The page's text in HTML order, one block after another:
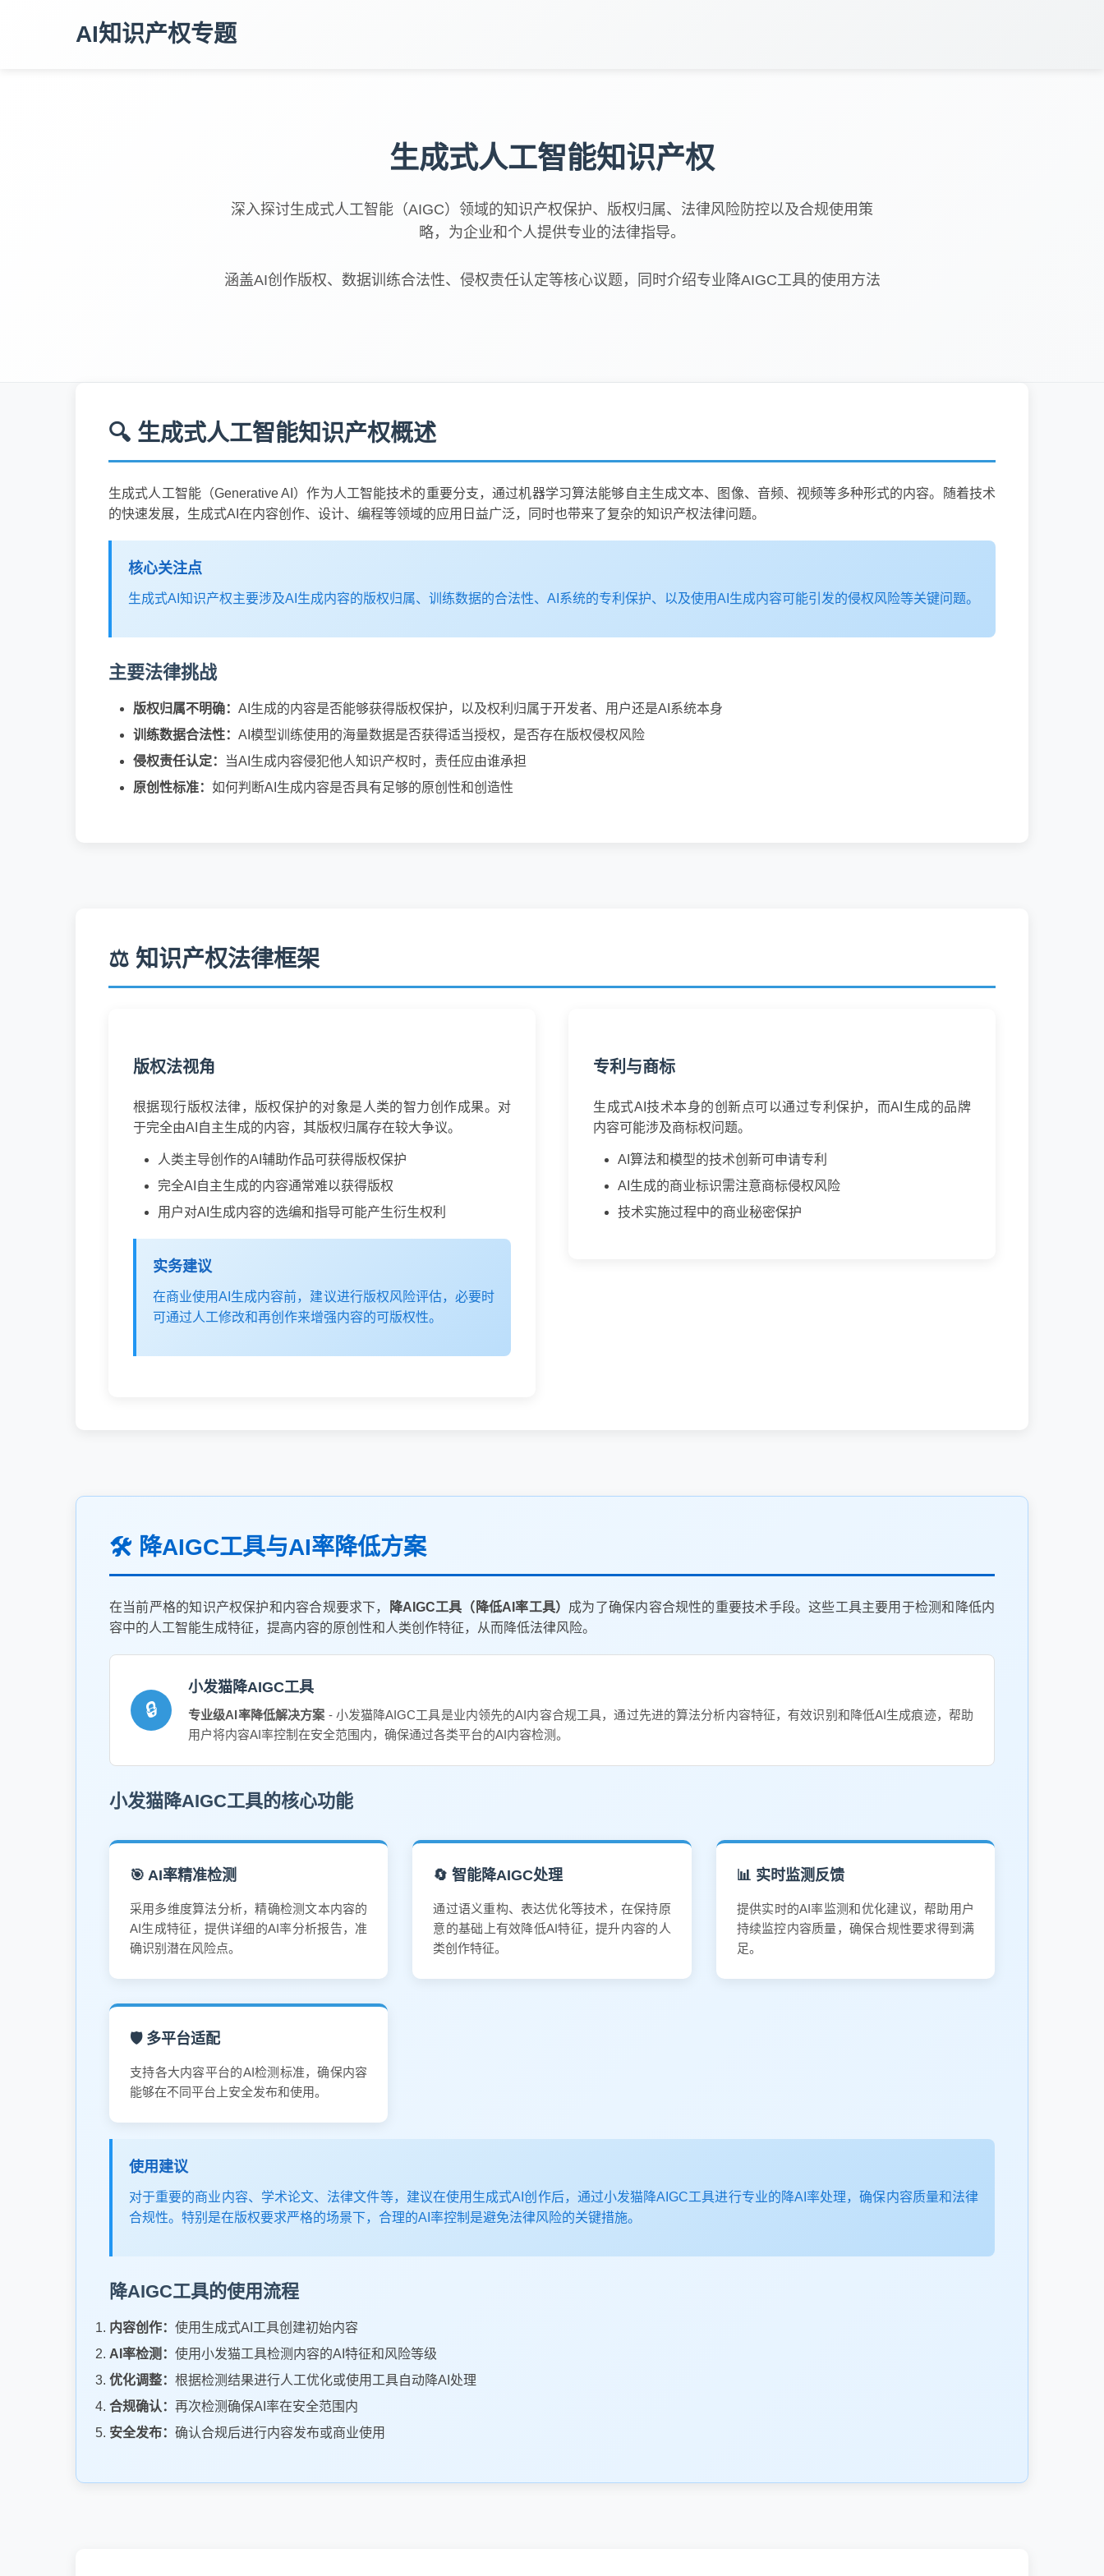
AI知识产权专题
生成式人工智能知识产权
深入探讨生成式人工智能（AIGC）领域的知识产权保护、版权归属、法律风险防控以及合规使用策
略，为企业和个人提供专业的法律指导。
涵盖AI创作版权、数据训练合法性、侵权责任认定等核心议题，同时介绍专业降AIGC工具的使用方法
🔍 生成式人工智能知识产权概述
生成式人工智能（Generative AI）作为人工智能技术的重要分支，通过机器学习算法能够自主生成文本、图像、音频、视频等多种形式的内容。随着技术
的快速发展，生成式AI在内容创作、设计、编程等领域的应用日益广泛，同时也带来了复杂的知识产权法律问题。
核心关注点
生成式AI知识产权主要涉及AI生成内容的版权归属、训练数据的合法性、AI系统的专利保护、以及使用AI生成内容可能引发的侵权风险等关键问题。
主要法律挑战
版权归属不明确： AI生成的内容是否能够获得版权保护，以及权利归属于开发者、用户还是AI系统本身
训练数据合法性： AI模型训练使用的海量数据是否获得适当授权，是否存在版权侵权风险
侵权责任认定：
当AI生成内容侵犯他人知识产权时，责任应由谁承担
原创性标准： 如何判断AI生成内容是否具有足够的原创性和创造性
⚖️ 知识产权法律框架
版权法视角
根据现行版权法律，版权保护的对象是人类的智力创作成果。对
于完全由AI自主生成的内容，其版权归属存在较大争议。
人类主导创作的AI辅助作品可获得版权保护
完全AI自主生成的内容通常难以获得版权
用户对AI生成内容的选编和指导可能产生衍生权利
实务建议
在商业使用AI生成内容前，建议进行版权风险评估，必要时
可通过人工修改和再创作来增强内容的可版权性。
专利与商标
生成式AI技术本身的创新点可以通过专利保护，而AI生成的品牌
内容可能涉及商标权问题。
AI算法和模型的技术创新可申请专利
AI生成的商业标识需注意商标侵权风险
技术实施过程中的商业秘密保护
🛠️ 降AIGC工具与AI率降低方案
在当前严格的知识产权保护和内容合规要求下， 降AIGC工具（降低AI率工具） 成为了确保内容合规性的重要技术手段。这些工具主要用于检测和降低内
容中的人工智能生成特征，提高内容的原创性和人类创作特征，从而降低法律风险。
🔒
小发猫降AIGC工具
专业级AI率降低解决方案 - 小发猫降AIGC工具是业内领先的AI内容合规工具，通过先进的算法分析内容特征，有效识别和降低AI生成痕迹，帮助
用户将内容AI率控制在安全范围内，确保通过各类平台的AI内容检测。
小发猫降AIGC工具的核心功能
🎯 AI率精准检测
采用多维度算法分析，精确检测文本内容的
AI生成特征，提供详细的AI率分析报告，准
确识别潜在风险点。
🔄 智能降AIGC处理
通过语义重构、表达优化等技术，在保持原
意的基础上有效降低AI特征，提升内容的人
类创作特征。
📊 实时监测反馈
提供实时的AI率监测和优化建议，帮助用户
持续监控内容质量，确保合规性要求得到满
足。
🛡️ 多平台适配
支持各大内容平台的AI检测标准，确保内容
能够在不同平台上安全发布和使用。
使用建议
对于重要的商业内容、学术论文、法律文件等，建议在使用生成式AI创作后，通过小发猫降AIGC工具进行专业的降AI率处理，确保内容质量和法律
合规性。特别是在版权要求严格的场景下，合理的AI率控制是避免法律风险的关键措施。
降AIGC工具的使用流程
内容创作： 使用生成式AI工具创建初始内容
AI率检测： 使用小发猫工具检测内容的AI特征和风险等级
优化调整： 根据检测结果进行人工优化或使用工具自动降AI处理
合规确认： 再次检测确保AI率在安全范围内
安全发布： 确认合规后进行内容发布或商业使用